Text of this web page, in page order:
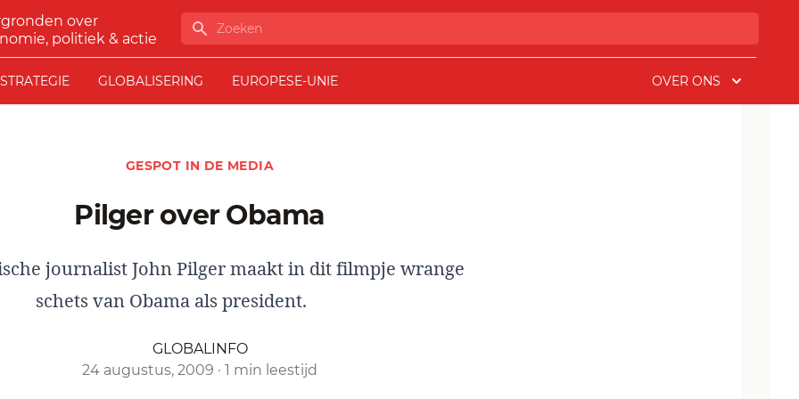
over
politiek & actie
Zoeken
STRATEGIE GLOBALISERING EUROPESE-UNIE OVER ONS
GESPOT IN DE MEDIA
Pilger over Obama
journalist John Pilger maakt in dit filmpje wrange
schets van Obama als president.
GLOBALINFO
24 augustus, 2009 · 1 min leestijd